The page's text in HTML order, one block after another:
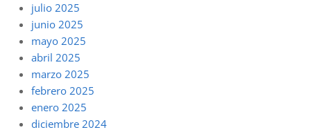
julio 2025
junio 2025
mayo 2025
abril 2025
marzo 2025
febrero 2025
enero 2025
diciembre 2024